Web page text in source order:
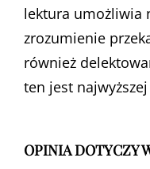
lektura umożliwia
zrozumienie
również
ten jest
OPINIA DOTYCZY